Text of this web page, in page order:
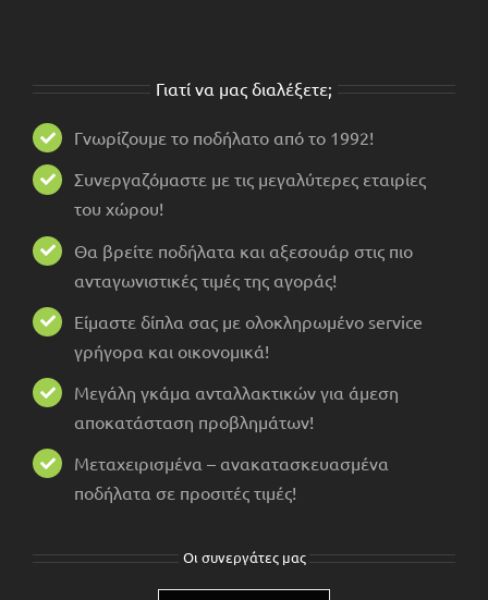
Γιατί να μας διαλέξετε;
Γνωρίζουμε το ποδήλατο από το 1992!
Συνεργαζόμαστε με τις μεγαλύτερες εταιρίες
του χώρου!
Θα βρείτε ποδήλατα και αξεσουάρ στις πιο
ανταγωνιστικές τιμές της αγοράς!
Είμαστε δίπλα σας με ολοκληρωμένο service
γρήγορα και οικονομικά!
Μεγάλη γκάμα ανταλλακτικών για άμεση
αποκατάσταση προβλημάτων!
Μεταχειρισμένα – ανακατασκευασμένα
ποδήλατα σε προσιτές τιμές!
Οι συνεργάτες μας